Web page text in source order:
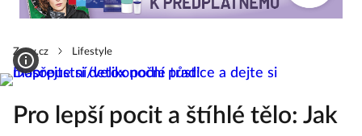
Zeny.cz Lifestyle
Pro lepší pocit a štíhlé tělo: Jak